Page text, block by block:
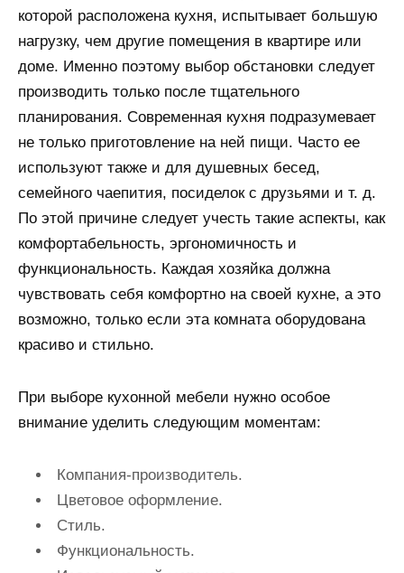
которой расположена кухня, испытывает большую
нагрузку, чем другие помещения в квартире или
доме. Именно поэтому выбор обстановки следует
производить только после тщательного
планирования. Современная кухня подразумевает
не только приготовление на ней пищи. Часто ее
используют также и для душевных бесед,
семейного чаепития, посиделок с друзьями и т. д.
По этой причине следует учесть такие аспекты, как
комфортабельность, эргономичность и
функциональность. Каждая хозяйка должна
чувствовать себя комфортно на своей кухне, а это
возможно, только если эта комната оборудована
красиво и стильно.
При выборе кухонной мебели нужно особое
внимание уделить следующим моментам:
Компания-производитель.
Цветовое оформление.
Стиль.
Функциональность.